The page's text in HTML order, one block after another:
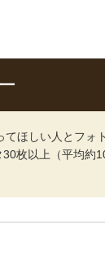
ほしい人とフォ
枚以上（平均約